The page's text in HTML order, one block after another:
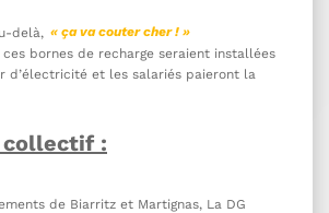
delà, « ça va couter cher ! »
ces bornes de recharge seraient installées
d’électricité et les salariés paieront la
:
de Biarritz et Martignas, La DG